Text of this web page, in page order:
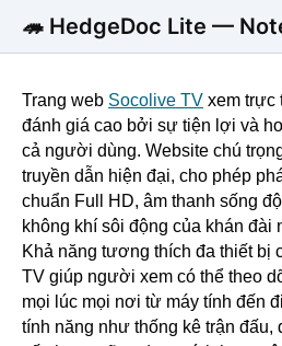
🦔 HedgeDoc Lite —
Trang web Socolive TV xem trực
đánh giá cao bởi sự tiện lợi và
cả người dùng. Website chú
truyền dẫn hiện đại, cho phép
chuẩn Full HD, âm thanh sống
không khí sôi động của khán đài
Khả năng tương thích đa thiết bị
TV giúp người xem có thể theo
mọi lúc mọi nơi từ máy tính đến
tính năng như thống kê trận đấu,